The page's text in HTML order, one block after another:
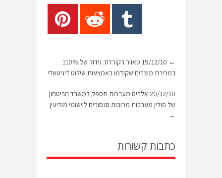
←
19/12/10 טאוור רקורדס: גידול של 110%
במכירת מוצרים שקודמו באמצעות שילוט דיגיטאלי
20/12/10 אלביט מערכות תספק למשרד הביטחון
של פולין מערכות מרובות סנסורים ליישומי מודיעין
→
כתבות קשורות